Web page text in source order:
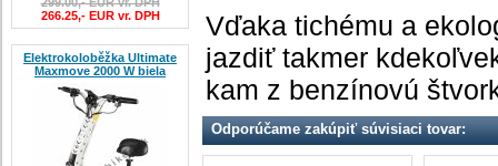
266.25,- EUR vr. DPH
Elektrokoloběžka Ultimate
Maxmove 2000 W biela
Vďaka tichému a
jazdiť takmer
kam z benzínovú
Odporúčame zakúpiť súvisiaci tovar: